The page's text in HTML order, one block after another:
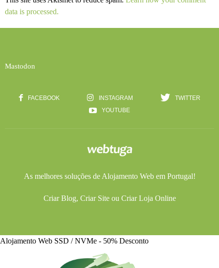
data is processed.
Mastodon
FACEBOOK INSTAGRAM
TWITTER
YOUTUBE
As melhores soluções de Alojamento Webem Portugal!
Criar Blog, Criar Siteou Criar Loja Online
Alojamento Web SSD / NVMe - 50% Desconto